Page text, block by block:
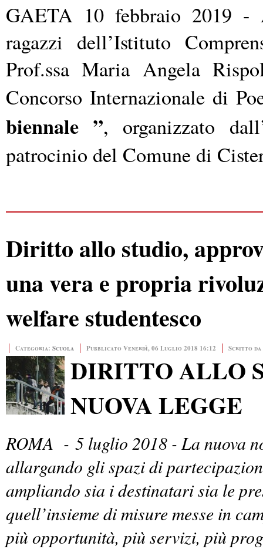
GAETA 10 febbraio 2019 -
ragazzi dell’Istituto
Prof.ssa Maria Angela
Concorso Internazionale di
biennale ”, organizzato
patrocinio del Comune di
Diritto allo studio,
una vera e propria
welfare studentesco
Categoria: Scuola Pubblicato Venerdì, 06 Luglio 2018 16:12 Scritto da
DIRITTO ALLO
NUOVA LEGGE
ROMA - 5 luglio 2018 - La nuova
allargando gli spazi di
ampliando sia i destinatari sia le
quell’insieme di misure messe in
più opportunità, più servizi, più